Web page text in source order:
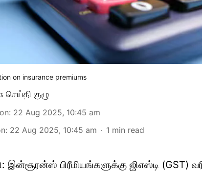
on insurance premiums
செய்தி குழு
: 22 Aug 2025, 10:45 am
: 22 Aug 2025, 10:45 am 1 min read
இன்சூரன்ஸ் பிரீமியங்களுக்கு ஜிஎஸ்டி (GST)